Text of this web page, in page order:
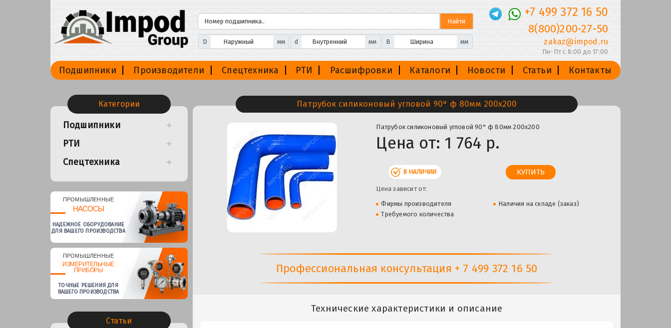
D мм d мм B мм
+7 499 372 16 50
8(800)200-27-50
zakaz@impod.ru
Пн-Пт с 8:00 до 17:00
Подшипники Производители Спецтехника РТИ Расшифровки Каталоги Новости Статьи Контакты
Категории
Подшипники
РТИ
Спецтехника
ПРОМЫШЛЕННЫЕ
НАСОСЫ
НАДЕЖНОЕ ОБОРУДОВАНИЕ
ДЛЯ ВАШЕГО ПРОИЗВОДСТВА
ПРОМЫШЛЕННЫЕ
ИЗМЕРИТЕЛЬНЫЕ
ПРИБОРЫ
ТОЧНЫЕ РЕШЕНИЯ ДЛЯ
ВАШЕГО ПРОИЗВОДСТВА
Статьи
Патрубок силиконовый угловой 90° ф 80мм 200х200
Патрубок силиконовый угловой 90° ф 80мм 200х200
Цена от: 1 764 р.
В НАЛИЧИИ
Цена зависит от:
Фирмы производителя
Наличия на складе (заказ)
Требуемого количества
Профессиональная консультация + 7 499 372 16 50
Технические характеристики и описание